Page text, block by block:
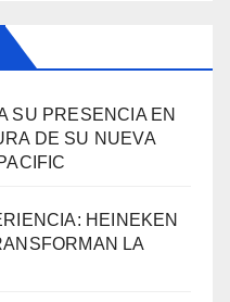
SU PRESENCIA EN
DE SU NUEVA
HEINEKEN
LA